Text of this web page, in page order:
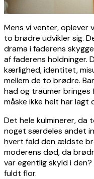
Mens vi venter, oplever
to brødre udvikler sig.
drama i faderens
af faderens holdninger.
kærlighed, identitet,
mellem de to brødre.
had og traumer bringes
måske ikke helt har lagt
Det hele kulminerer, da
noget særdeles andet
hvert fald den ældste
moderens død, da
var egentlig skyld i
fuldt flor.